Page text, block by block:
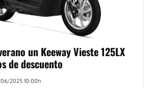
un Keeway Vieste 125LX
de descuento
06/2025 10:00h